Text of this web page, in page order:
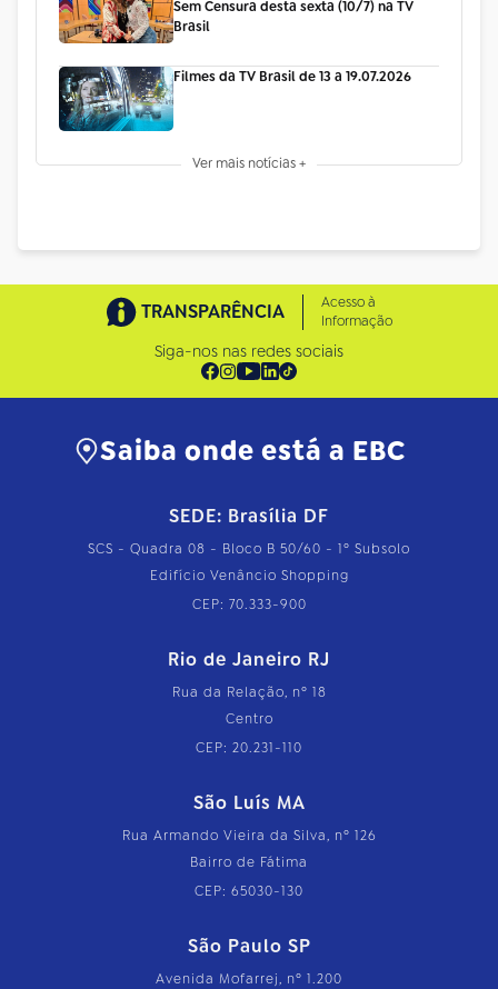
Sem Censura desta sexta (10/7) na TV
Brasil
Filmes da TV Brasil de 13 a 19.07.2026
Ver mais notícias +
TRANSPARÊNCIA
Acesso à
Informação
Siga-nos nas redes sociais
Saiba onde está a EBC
SEDE: Brasília DF
SCS - Quadra 08 - Bloco B 50/60 - 1º Subsolo
Edifício Venâncio Shopping
CEP: 70.333-900
Rio de Janeiro RJ
Rua da Relação, nº 18
Centro
CEP: 20.231-110
São Luís MA
Rua Armando Vieira da Silva, nº 126
Bairro de Fátima
CEP: 65030-130
São Paulo SP
Avenida Mofarrej, nº 1.200